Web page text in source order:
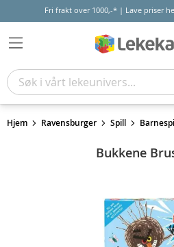
Fri frakt over 1000,-* | Lave priser
Hjem Ravensburger Spill
Bukkene